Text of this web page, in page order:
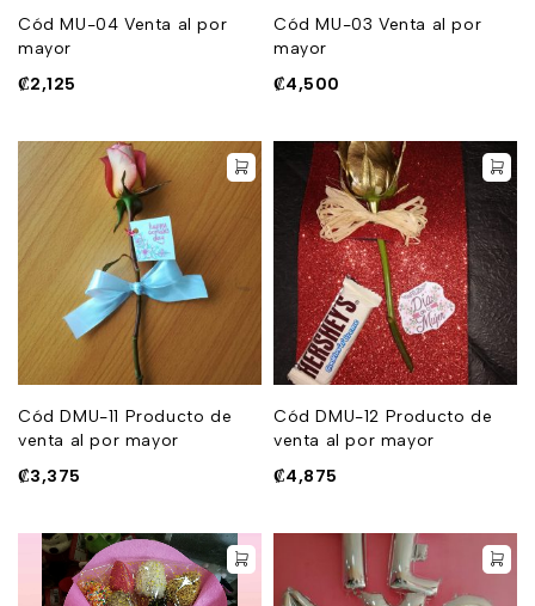
Cód MU-04 Venta al por
mayor
₡2,125
Cód MU-03 Venta al por
mayor
₡4,500
Cód DMU-11 Producto de
venta al por mayor
₡3,375
Cód DMU-12 Producto de
venta al por mayor
₡4,875